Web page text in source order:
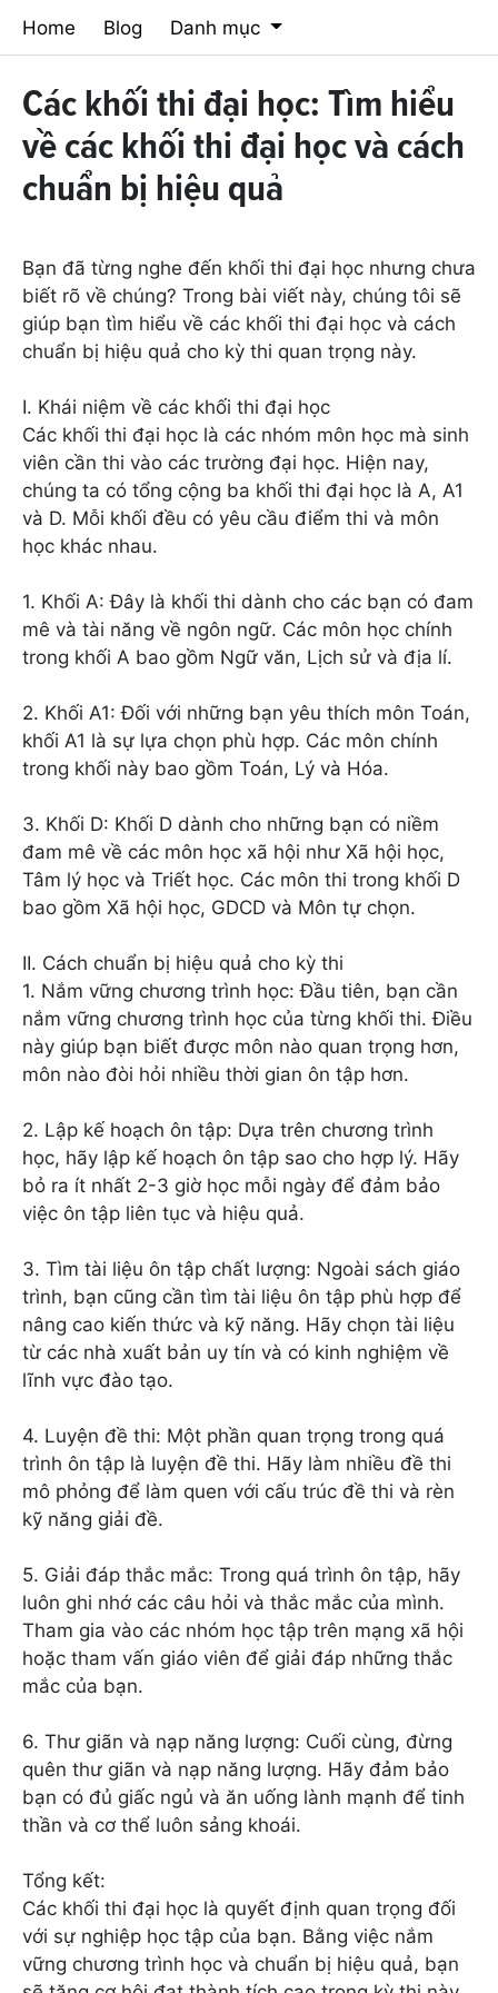
Home Blog Danh mục
Các khối thi đại học: Tìm hiểu
về các khối thi đại học và cách
chuẩn bị hiệu quả
Bạn đã từng nghe đến khối thi đại học nhưng chưa
biết rõ về chúng? Trong bài viết này, chúng tôi sẽ
giúp bạn tìm hiểu về các khối thi đại học và cách
chuẩn bị hiệu quả cho kỳ thi quan trọng này.
I. Khái niệm về các khối thi đại học
Các khối thi đại học là các nhóm môn học mà sinh
viên cần thi vào các trường đại học. Hiện nay,
chúng ta có tổng cộng ba khối thi đại học là A, A1
và D. Mỗi khối đều có yêu cầu điểm thi và môn
học khác nhau.
1. Khối A: Đây là khối thi dành cho các bạn có đam
mê và tài năng về ngôn ngữ. Các môn học chính
trong khối A bao gồm Ngữ văn, Lịch sử và địa lí.
2. Khối A1: Đối với những bạn yêu thích môn Toán,
khối A1 là sự lựa chọn phù hợp. Các môn chính
trong khối này bao gồm Toán, Lý và Hóa.
3. Khối D: Khối D dành cho những bạn có niềm
đam mê về các môn học xã hội như Xã hội học,
Tâm lý học và Triết học. Các môn thi trong khối D
bao gồm Xã hội học, GDCD và Môn tự chọn.
II. Cách chuẩn bị hiệu quả cho kỳ thi
1. Nắm vững chương trình học: Đầu tiên, bạn cần
nắm vững chương trình học của từng khối thi. Điều
này giúp bạn biết được môn nào quan trọng hơn,
môn nào đòi hỏi nhiều thời gian ôn tập hơn.
2. Lập kế hoạch ôn tập: Dựa trên chương trình
học, hãy lập kế hoạch ôn tập sao cho hợp lý. Hãy
bỏ ra ít nhất 2-3 giờ học mỗi ngày để đảm bảo
việc ôn tập liên tục và hiệu quả.
3. Tìm tài liệu ôn tập chất lượng: Ngoài sách giáo
trình, bạn cũng cần tìm tài liệu ôn tập phù hợp để
nâng cao kiến thức và kỹ năng. Hãy chọn tài liệu
từ các nhà xuất bản uy tín và có kinh nghiệm về
lĩnh vực đào tạo.
4. Luyện đề thi: Một phần quan trọng trong quá
trình ôn tập là luyện đề thi. Hãy làm nhiều đề thi
mô phỏng để làm quen với cấu trúc đề thi và rèn
kỹ năng giải đề.
5. Giải đáp thắc mắc: Trong quá trình ôn tập, hãy
luôn ghi nhớ các câu hỏi và thắc mắc của mình.
Tham gia vào các nhóm học tập trên mạng xã hội
hoặc tham vấn giáo viên để giải đáp những thắc
mắc của bạn.
6. Thư giãn và nạp năng lượng: Cuối cùng, đừng
quên thư giãn và nạp năng lượng. Hãy đảm bảo
bạn có đủ giấc ngủ và ăn uống lành mạnh để tinh
thần và cơ thể luôn sảng khoái.
Tổng kết:
Các khối thi đại học là quyết định quan trọng đối
với sự nghiệp học tập của bạn. Bằng việc nắm
vững chương trình học và chuẩn bị hiệu quả, bạn